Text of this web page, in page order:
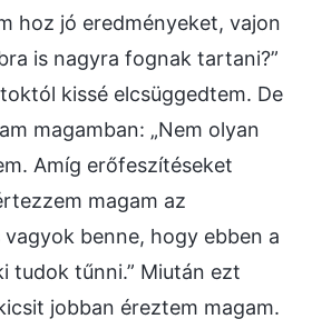
hoz jó eredményeket, vajon
is nagyra fognak tartani?”
kissé elcsüggedtem. De
magamban: „Nem olyan
Amíg erőfeszítéseket
magam az
benne, hogy ebben a
tudok tűnni.” Miután ezt
jobban éreztem magam.